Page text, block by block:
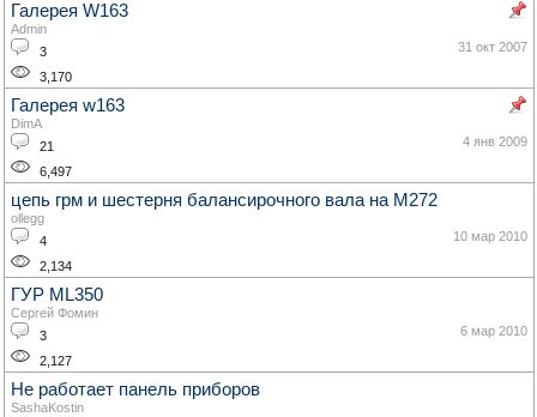
Галерея W163
Admin
3
3,170
31 окт 2007
Галерея w163
DimA
21
6,497
4 янв 2009
цепь грм и шестерня балансирочного вала на М272
ollegg
4
2,134
10 мар 2010
ГУР ML350
Сергей Фомин
3
2,127
6 мар 2010
Не работает панель приборов
SashaKostin